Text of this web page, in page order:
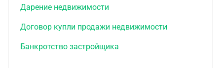
Дарение недвижимости
Договор купли продажи недвижимости
Банкротство застройщика